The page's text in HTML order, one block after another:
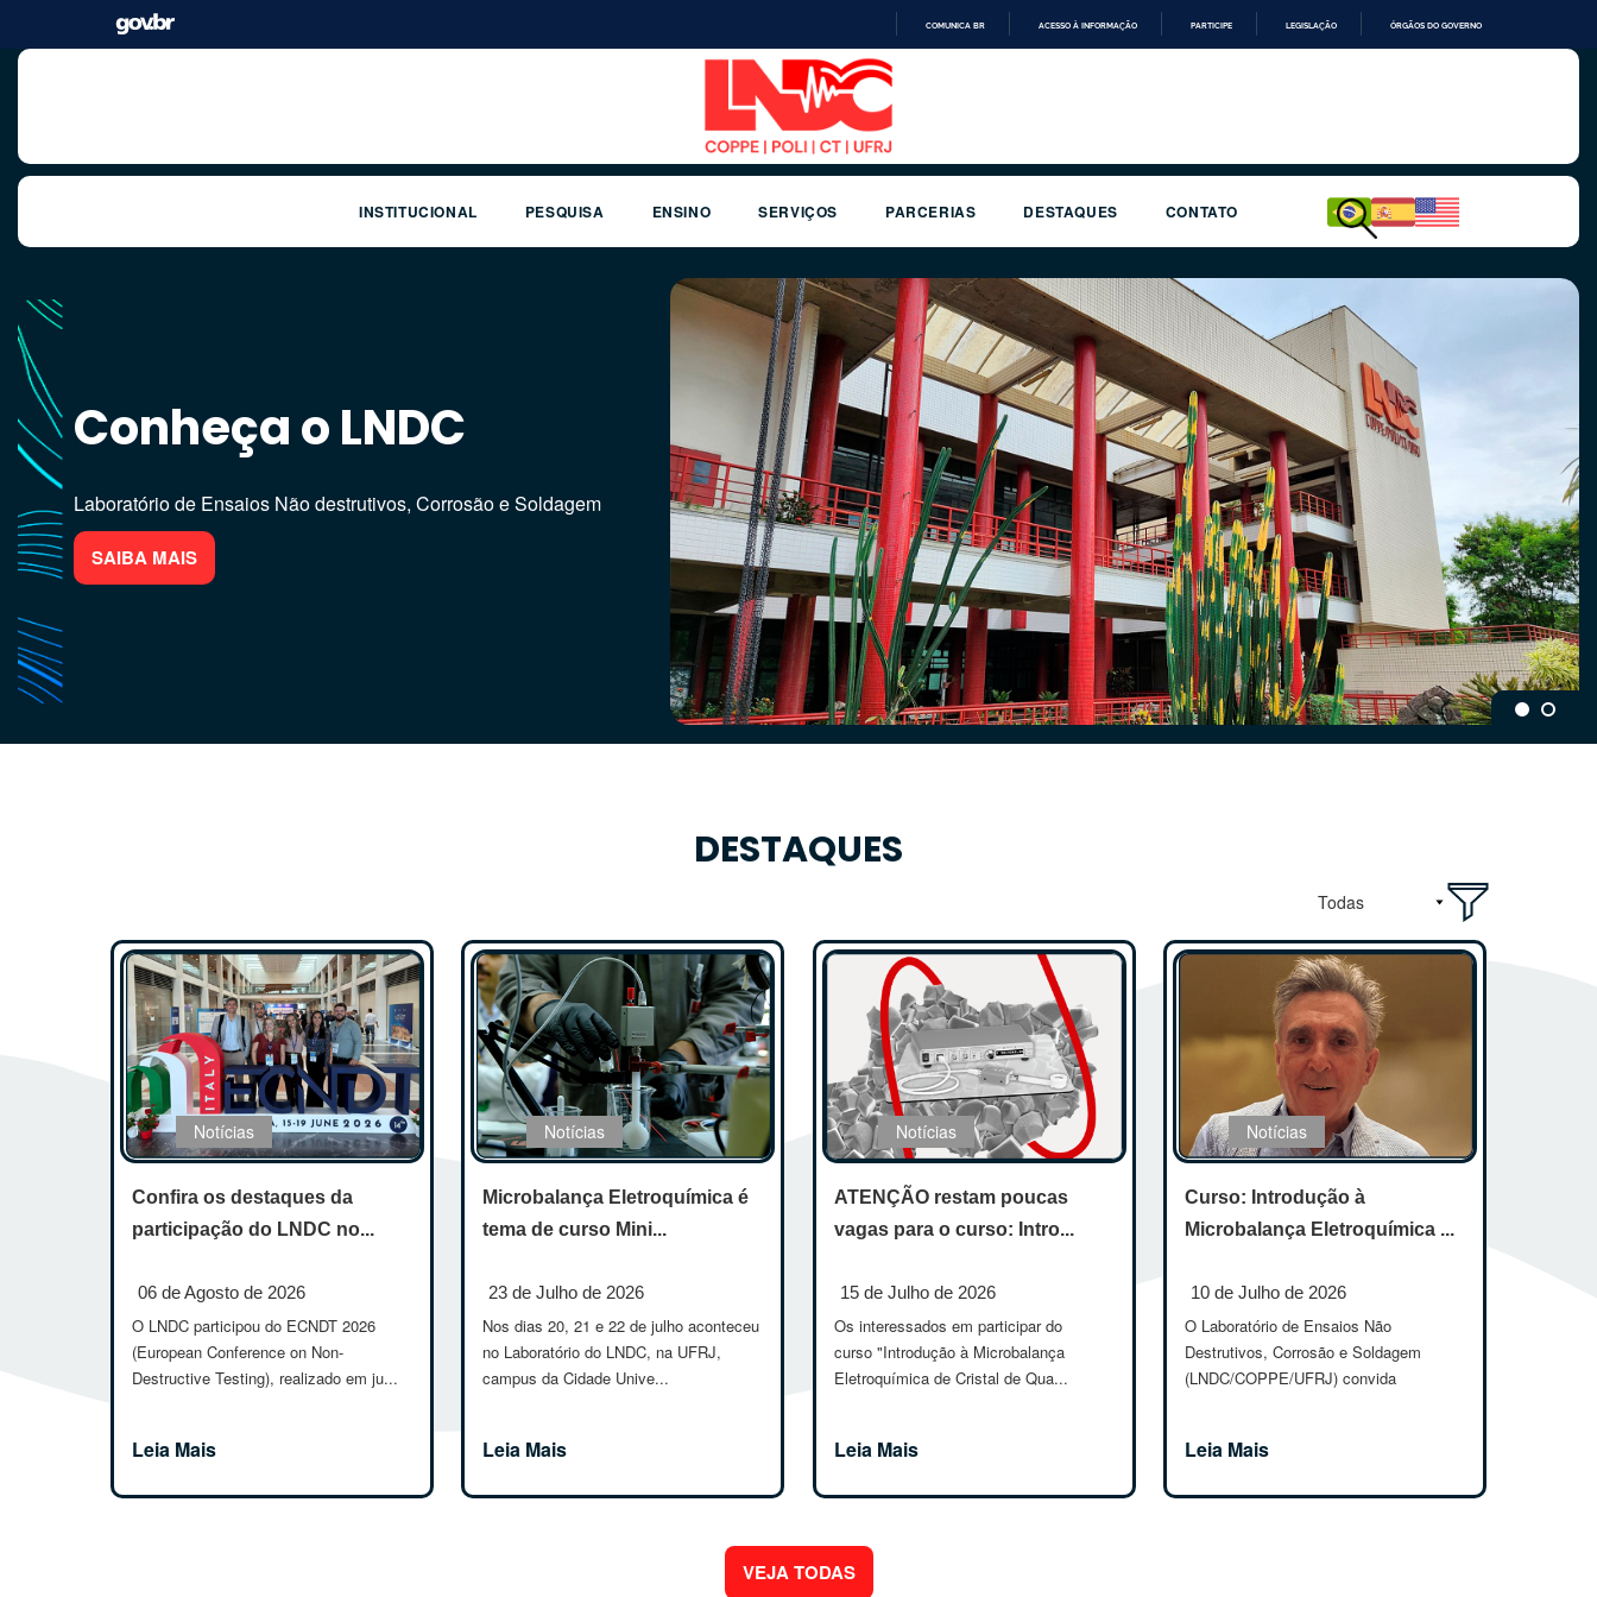
IR
PARA
O
CONTEÚDO
COMUNICA BR ACESSO À INFORMAÇÃO PARTICIPE LEGISLAÇÃO ÓRGÃOS DO GOVERNO
INSTITUCIONAL PESQUISA ENSINO SERVIÇOS PARCERIAS DESTAQUES CONTATO
Conheça o LNDC
Laboratório de Ensaios Não destrutivos, Corrosão e Soldagem
SAIBA MAIS
Linhas de Pesquisa do
LNDC
End, Corrosão e Revestimentos Anti-corrosivo
DESTAQUES
Notícias
Confira os destaques da
participação do LNDC no...
06 de Agosto de 2026
O LNDC participou do ECNDT 2026
(European Conference on Non-
Destructive Testing), realizado em ju...
Leia Mais
Notícias
Microbalança Eletroquímica é
tema de curso Mini...
23 de Julho de 2026
Nos dias 20, 21 e 22 de julho aconteceu
no Laboratório do LNDC, na UFRJ,
campus da Cidade Unive...
Leia Mais
Notícias
ATENÇÃO restam poucas
vagas para o curso: Intro...
15 de Julho de 2026
Os interessados em participar do
curso "Introdução à Microbalança
Eletroquímica de Cristal de Qua...
Leia Mais
Notícias
Curso: Introdução à
Microbalança Eletroquímica ...
10 de Julho de 2026
O Laboratório de Ensaios Não
Destrutivos, Corrosão e Soldagem
(LNDC/COPPE/UFRJ) convida
Leia Mais
VEJA TODAS